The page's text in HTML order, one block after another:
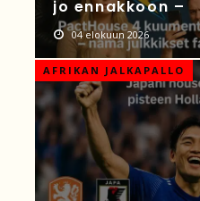
jo ennakkoon –
04 elokuun 2026
AFRIKAN JALKAPALLO